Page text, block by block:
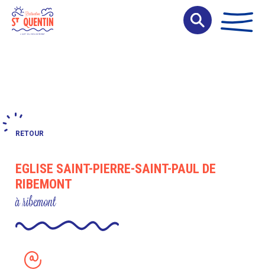
RETOUR
EGLISE SAINT-PIERRE-SAINT-PAUL DE
RIBEMONT
à ribemont
Panneau de gestion des cookies